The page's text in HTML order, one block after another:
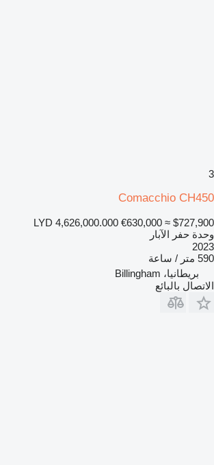
3
Comacchio CH450
LYD 4,626,000.000 €630,000 ≈ $727,900
وحدة حفر الآبار
2023
590 متر / ساعة
بريطانيا، Billingham
الاتصال بالبائع